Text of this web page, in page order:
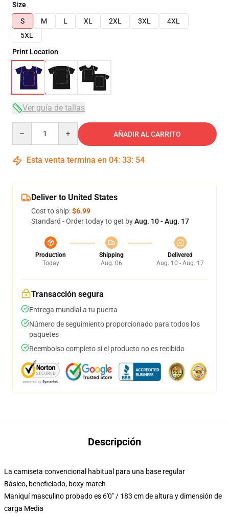
Size
S
M L XL 2XL 3XL
4XL
5XL
Print Location
Ver guía de tallas
AÑADIR AL CARRITO
Esta venta termina en 04: 33: 54
Deliver to United States
Cost to ship:$6.99
Standard - Order today to get byAug. 10 - Aug. 17
Production
Today
Shipping
Aug. 06
Delivered
Aug. 10 - Aug. 17
Transacción segura
Entrega mundial a tu puerta
Número de seguimiento proporcionado para todos los
paquetes
Reembolso completo si el producto no es recibido
Descripción
La camiseta convencional habitual para una base regular
Básico, beneficiado, boxy match
Maniquí masculino probado es 6'0" / 183 cm de altura y dimensión de
carga Media